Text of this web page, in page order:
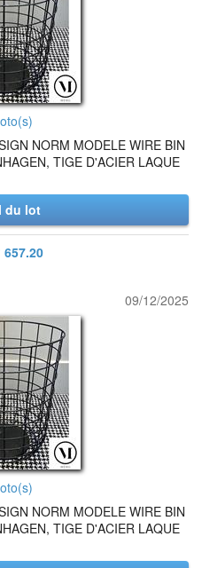
NORM MODELE WIRE BIN
TIGE D'ACIER LAQUE
du lot
657.20
09/12/2025
NORM MODELE WIRE BIN
TIGE D'ACIER LAQUE